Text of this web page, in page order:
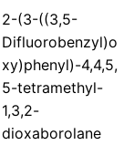
2-(3-((3,5-
Difluorobenzyl)o
xy)phenyl)-4,4,5,
5-tetramethyl-
1,3,2-
dioxaborolane